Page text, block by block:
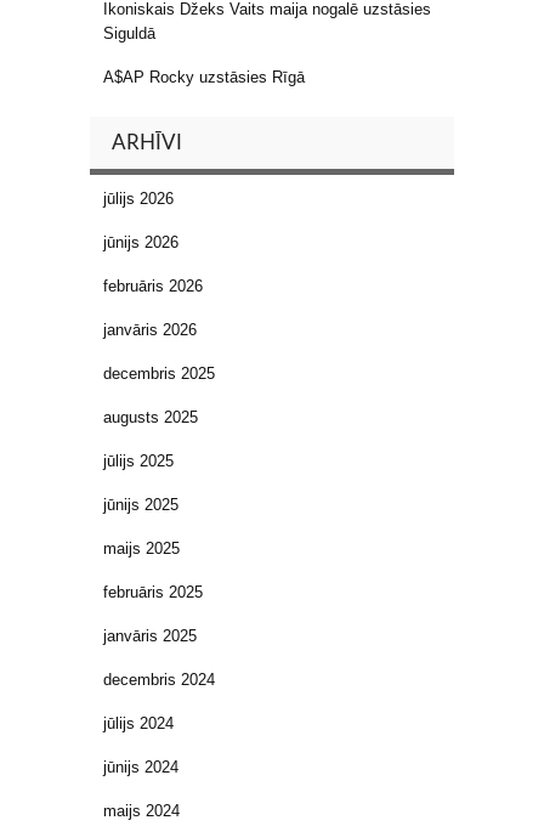
Ikoniskais Džeks Vaits maija nogalē uzstāsies
Siguldā
A$AP Rocky uzstāsies Rīgā
ARHĪVI
jūlijs 2026
jūnijs 2026
februāris 2026
janvāris 2026
decembris 2025
augusts 2025
jūlijs 2025
jūnijs 2025
maijs 2025
februāris 2025
janvāris 2025
decembris 2024
jūlijs 2024
jūnijs 2024
maijs 2024